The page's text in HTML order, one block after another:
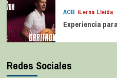
ACB iLerna Lleida
Experiencia
Redes Sociales